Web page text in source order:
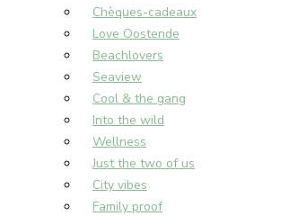
Chèques-cadeaux
Love Oostende
Beachlovers
Seaview
Cool & the gang
Into the wild
Wellness
Just the two of us
City vibes
Family proof